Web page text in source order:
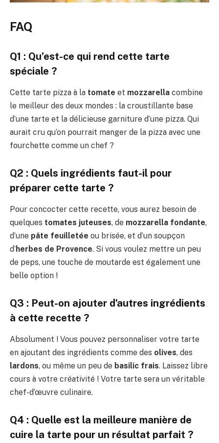
FAQ
Q1 : Qu’est-ce qui rend cette tarte
spéciale ?
Cette tarte pizza à la tomate et mozzarella combine
le meilleur des deux mondes : la croustillante base
d’une tarte et la délicieuse garniture d’une pizza. Qui
aurait cru qu’on pourrait manger de la pizza avec une
fourchette comme un chef ?
Q2 : Quels ingrédients faut-il pour
préparer cette tarte ?
Pour concocter cette recette, vous aurez besoin de
quelques tomates juteuses, de mozzarella fondante,
d’une pâte feuilletée ou brisée, et d’un soupçon
d’herbes de Provence. Si vous voulez mettre un peu
de peps, une touche de moutarde est également une
belle option !
Q3 : Peut-on ajouter d’autres ingrédients
à cette recette ?
Absolument ! Vous pouvez personnaliser votre tarte
en ajoutant des ingrédients comme des olives, des
lardons, ou même un peu de basilic frais. Laissez libre
cours à votre créativité ! Votre tarte sera un véritable
chef-d’œuvre culinaire.
Q4 : Quelle est la meilleure manière de
cuire la tarte pour un résultat parfait ?